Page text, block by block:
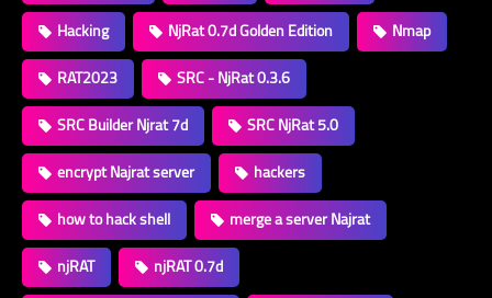
Hacking
NjRat 0.7d Golden Edition
Nmap
RAT2023
SRC - NjRat 0.3.6
SRC Builder Njrat 7d
SRC NjRat 5.0
encrypt Najrat server
hackers
how to hack shell
merge a server Najrat
njRAT
njRAT 0.7d